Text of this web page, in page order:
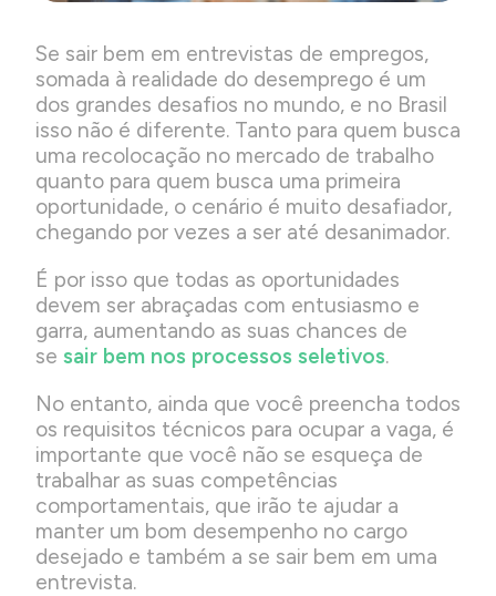
Se sair bem em entrevistas de empregos,
somada à realidade do desemprego é um
dos grandes desafios no mundo, e no Brasil
isso não é diferente. Tanto para quem busca
uma recolocação no mercado de trabalho
quanto para quem busca uma primeira
oportunidade, o cenário é muito desafiador,
chegando por vezes a ser até desanimador.
É por isso que todas as oportunidades
devem ser abraçadas com entusiasmo e
garra, aumentando as suas chances de
se sair bem nos processos seletivos.
No entanto, ainda que você preencha todos
os requisitos técnicos para ocupar a vaga, é
importante que você não se esqueça de
trabalhar as suas competências
comportamentais, que irão te ajudar a
manter um bom desempenho no cargo
desejado e também a se sair bem em uma
entrevista.